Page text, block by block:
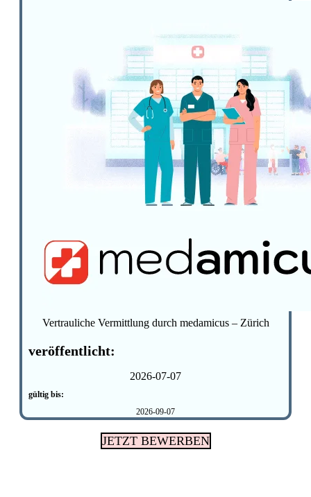
Vertrauliche Vermittlung durch medamicus – Zürich
veröffentlicht:
2026-07-07
gültig bis:
2026-09-07
JETZT BEWERBEN